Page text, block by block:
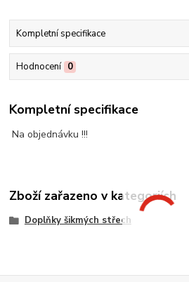
Kompletní specifikace
Hodnocení 0
Kompletní specifikace
Na objednávku !!!
Zboží zařazeno v kategoriích
Doplňky šikmých střech